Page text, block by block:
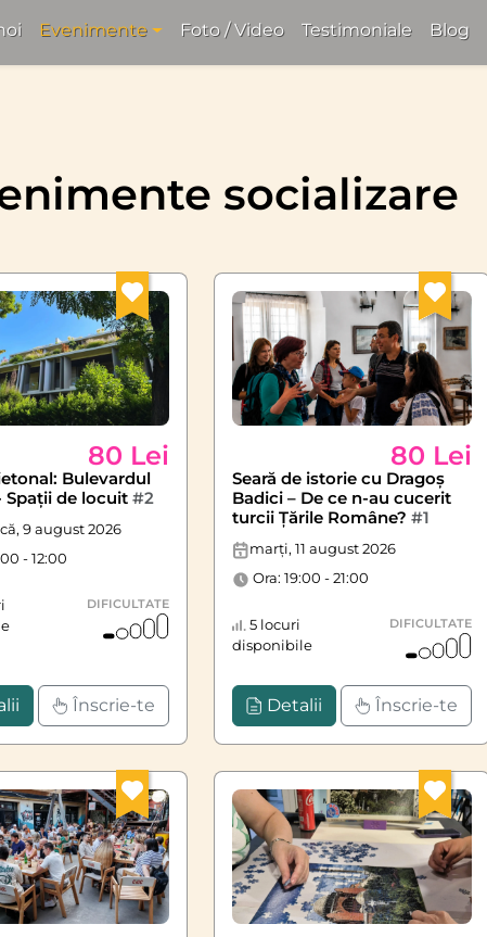
Evenimente Foto / Video Testimoniale Blog
socializare
80 Lei
Bulevardul
Spații de locuit #2
9 august 2026
- 12:00
DIFICULTATE
Înscrie-te
80 Lei
Seară de istorie cu Dragoș
Badici – De ce n-au cucerit
turcii Țările Române? #1
marți, 11 august 2026
Ora: 19:00 - 21:00
5 locuri
disponibile
DIFICULTATE
Detalii Înscrie-te